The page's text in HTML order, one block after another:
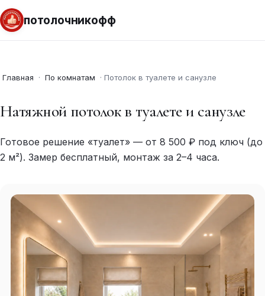
потолочникофф
Главная · По комнатам · Потолок в туалете и санузле
Натяжной потолок в туалете и санузле
Готовое решение «туалет» — от 8 500 ₽ под ключ (до
2 м²). Замер бесплатный, монтаж за 2–4 часа.